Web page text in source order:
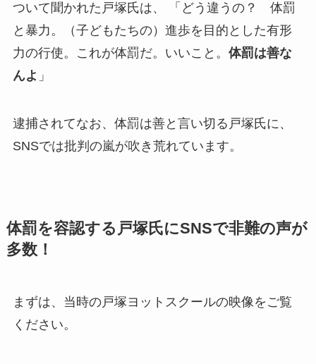
ついて聞かれた戸塚氏は、 「どう違うの？ 体罰
と暴力。（子どもたちの）進歩を目的とした有形
力の行使。これが体罰だ。いいこと。 体罰は善な
んよ 」
逮捕されてなお、体罰は善と言い切る戸塚氏に、
SNSでは批判の嵐が吹き荒れています。
体罰を容認する戸塚氏にSNSで非難の声が
多数！
まずは、当時の戸塚ヨットスクールの映像をご覧
ください。